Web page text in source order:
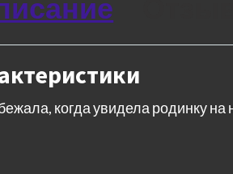
когда увидела родинку на